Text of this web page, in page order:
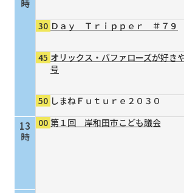
時
13
時
30 Ｄａｙ Ｔｒｉｐｐｅｒ ＃７９
45 オリックス・バファローズが好き
号
50 しまねＦｕｔｕｒｅ２０３０
00 第１回 岸和田市こども議会